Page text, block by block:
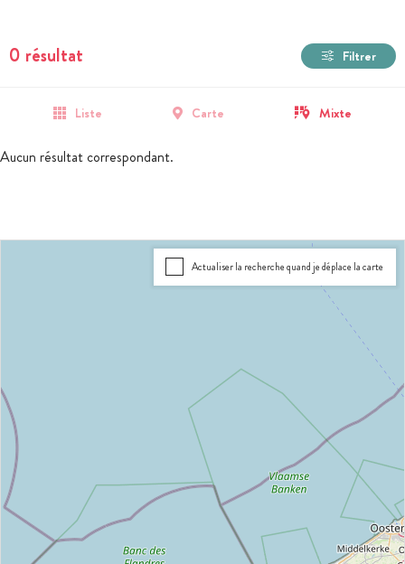
0 résultat Filtrer
Liste Carte Mixte
Aucun résultat correspondant.
Actualiser la recherche quand je déplace la carte